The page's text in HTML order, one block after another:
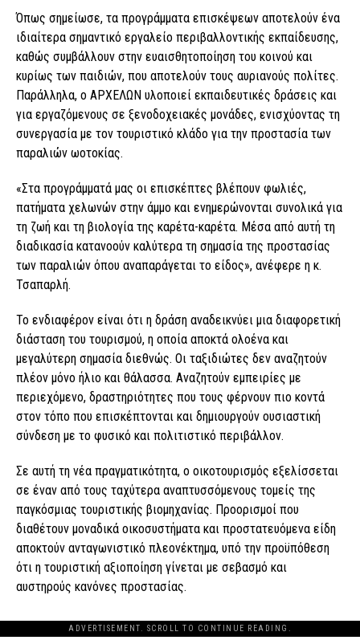
Όπως σημείωσε, τα προγράμματα επισκέψεων αποτελούν ένα
ιδιαίτερα σημαντικό εργαλείο περιβαλλοντικής εκπαίδευσης,
καθώς συμβάλλουν στην ευαισθητοποίηση του κοινού και
κυρίως των παιδιών, που αποτελούν τους αυριανούς πολίτες.
Παράλληλα, ο ΑΡΧΕΛΩΝ υλοποιεί εκπαιδευτικές δράσεις και
για εργαζόμενους σε ξενοδοχειακές μονάδες, ενισχύοντας τη
συνεργασία με τον τουριστικό κλάδο για την προστασία των
παραλιών ωοτοκίας.
«Στα προγράμματά μας οι επισκέπτες βλέπουν φωλιές,
πατήματα χελωνών στην άμμο και ενημερώνονται συνολικά για
τη ζωή και τη βιολογία της καρέτα-καρέτα. Μέσα από αυτή τη
διαδικασία κατανοούν καλύτερα τη σημασία της προστασίας
των παραλιών όπου αναπαράγεται το είδος», ανέφερε η κ.
Τσαπαρλή.
Το ενδιαφέρον είναι ότι η δράση αναδεικνύει μια διαφορετική
διάσταση του τουρισμού, η οποία αποκτά ολοένα και
μεγαλύτερη σημασία διεθνώς. Οι ταξιδιώτες δεν αναζητούν
πλέον μόνο ήλιο και θάλασσα. Αναζητούν εμπειρίες με
περιεχόμενο, δραστηριότητες που τους φέρνουν πιο κοντά
στον τόπο που επισκέπτονται και δημιουργούν ουσιαστική
σύνδεση με το φυσικό και πολιτιστικό περιβάλλον.
Σε αυτή τη νέα πραγματικότητα, ο οικοτουρισμός εξελίσσεται
σε έναν από τους ταχύτερα αναπτυσσόμενους τομείς της
παγκόσμιας τουριστικής βιομηχανίας. Προορισμοί που
διαθέτουν μοναδικά οικοσυστήματα και προστατευόμενα είδη
αποκτούν ανταγωνιστικό πλεονέκτημα, υπό την προϋπόθεση
ότι η τουριστική αξιοποίηση γίνεται με σεβασμό και
αυστηρούς κανόνες προστασίας.
ADVERTISEMENT. SCROLL TO CONTINUE READING.